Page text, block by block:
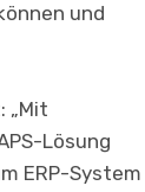
und
„Mit
Lösung
ERP-System